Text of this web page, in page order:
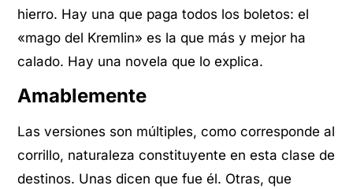
hierro. Hay una que paga todos los boletos: el
«mago del Kremlin» es la que más y mejor ha
calado. Hay una novela que lo explica.
Amablemente
Las versiones son múltiples, como corresponde al
corrillo, naturaleza constituyente en esta clase de
destinos. Unas dicen que fue él. Otras, que